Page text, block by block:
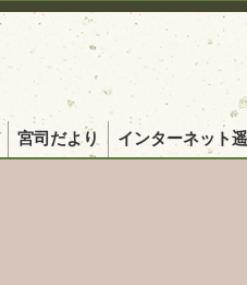
宮司だより インターネット